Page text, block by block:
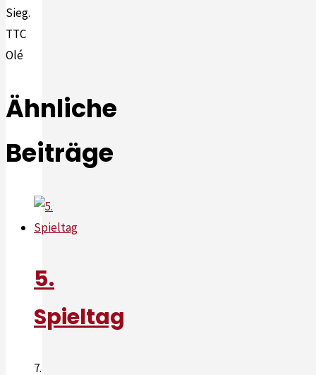
Sieg.
TTC
Olé
Ähnliche
Beiträge
5.
Spieltag
7.